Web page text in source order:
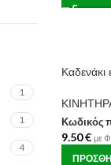
1
1
4
Κωδικός
9.50€ με